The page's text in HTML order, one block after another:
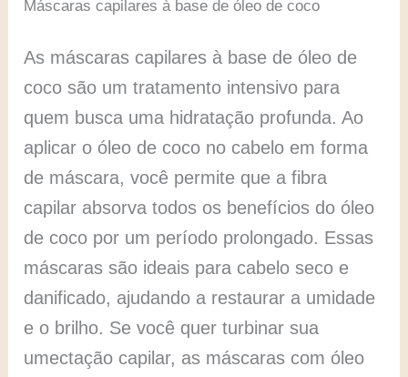
Máscaras capilares à base de óleo de coco
As máscaras capilares à base de óleo de
coco são um tratamento intensivo para
quem busca uma hidratação profunda. Ao
aplicar o óleo de coco no cabelo em forma
de máscara, você permite que a fibra
capilar absorva todos os benefícios do óleo
de coco por um período prolongado. Essas
máscaras são ideais para cabelo seco e
danificado, ajudando a restaurar a umidade
e o brilho. Se você quer turbinar sua
umectação capilar, as máscaras com óleo